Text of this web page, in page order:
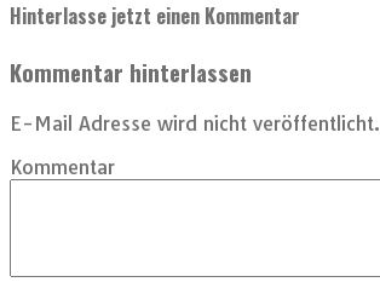
Hinterlasse jetzt einen Kommentar
Kommentar hinterlassen
E-Mail Adresse wird nicht veröffentlicht.
Kommentar